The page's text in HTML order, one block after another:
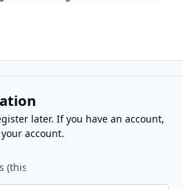
later. If you have an account,
account.